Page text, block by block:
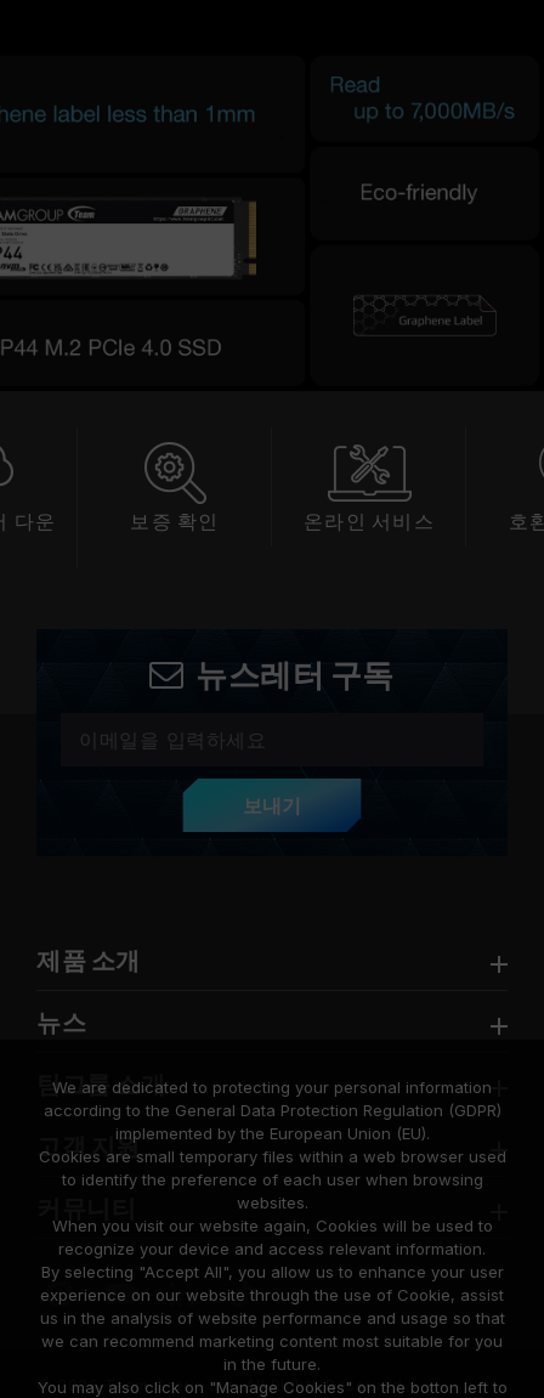
다운
보증 확인 온라인 서비스 호
뉴스레터 구독
보내기
제품 소개
뉴스
팀그룹 소개
고객 지원
© 2026 Team Group Inc. All Rights Reserved.
We are dedicated to protecting your personal information
according to the General Data Protection Regulation (GDPR)
implemented by the European Union (EU).
Cookies are small temporary files within a web browser used
to identify the preference of each user when browsing
websites.
When you visit our website again, Cookies will be used to
recognize your device and access relevant information.
By selecting "Accept All", you allow us to enhance your user
experience on our website through the use of Cookie, assist
us in the analysis of website performance and usage so that
we can recommend marketing content most suitable for you
in the future.
You may also click on "Manage Cookies" on the botton left to